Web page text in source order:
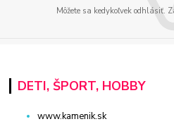
Môžete sa kedykoľvek odhlásiť.
DETI, ŠPORT, HOBBY
www.kamenik.sk